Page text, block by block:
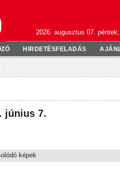
2026. augusztus 07.
HIRDETÉSFELADÁS
június 7.
képek